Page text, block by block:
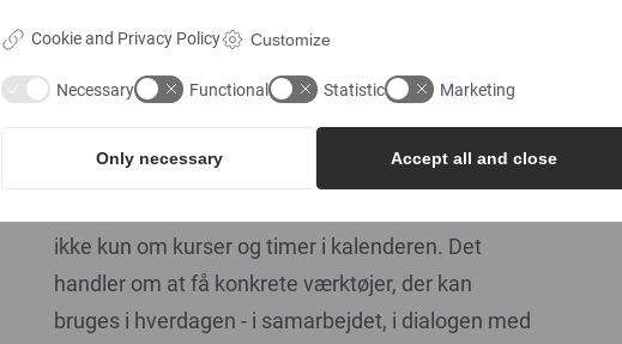
certificeringer og faglig opdatering.
Kompetenceudvikling mærkes i hverdagen
ikke kun om kurser og timer i kalenderen. Det
handler om at få konkrete værktøjer, der kan
bruges i hverdagen - i samarbejdet, i dialogen med
Cookie and Privacy Policy Customize
Necessary Functional Statistic Marketing
Only necessary Accept all and close